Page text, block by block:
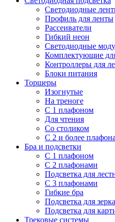
Светодиодные
Профиль для ленты
Рассеиватели
Гибкий неон
Светодиодные
Комплектующие
Контроллеры для
Блоки питания
Торшеры
Изогнутые
На треноге
С 1 плафоном
Для чтения
Со столиком
С 2 и более
Бра и подсветки
С 1 плафоном
С 2 плафонами
Подсветка для
С 3 плафонами
Гибкие бра
Подсветка для
Подсветка для
Трековые системы